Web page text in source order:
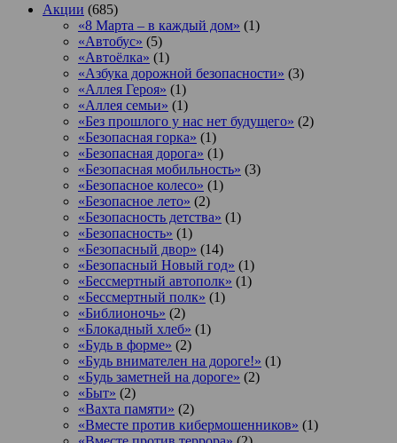
Акции (685)
«8 Марта – в каждый дом» (1)
«Автобус» (5)
«Автоёлка» (1)
«Азбука дорожной безопасности» (3)
«Аллея Героя» (1)
«Аллея семьи» (1)
«Без прошлого у нас нет будущего» (2)
«Безопасная горка» (1)
«Безопасная дорога» (1)
«Безопасная мобильность» (3)
«Безопасное колесо» (1)
«Безопасное лето» (2)
«Безопасность детства» (1)
«Безопасность» (1)
«Безопасный двор» (14)
«Безопасный Новый год» (1)
«Бессмертный автополк» (1)
«Бессмертный полк» (1)
«Библионочь» (2)
«Блокадный хлеб» (1)
«Будь в форме» (2)
«Будь внимателен на дороге!» (1)
«Будь заметней на дороге» (2)
«Быт» (2)
«Вахта памяти» (2)
«Вместе против кибермошенников» (1)